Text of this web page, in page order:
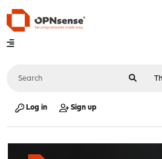
Log in Sign up